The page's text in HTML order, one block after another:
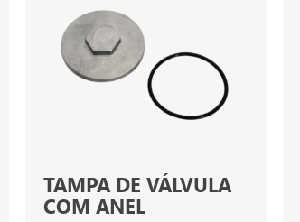
TAMPA DE VÁLVULA
COM ANEL